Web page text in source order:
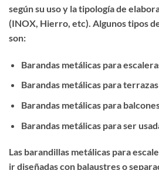
según su uso y la tipología de
(INOX, Hierro, etc). Algunos tipos
son:
Barandas metálicas para
Barandas metálicas para terrazas
Barandas metálicas para
Barandas metálicas para ser
Las barandillas metálicas para
ir diseñadas con balaustres o